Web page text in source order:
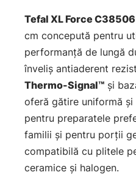
Tefal XL Force
cm concepută pentru
performanță de lungă
înveliș antiaderent
Thermo-Signal™ și
oferă gătire uniformă
pentru preparatele
familii și pentru porții
compatibilă cu plitele
ceramice și halogen.